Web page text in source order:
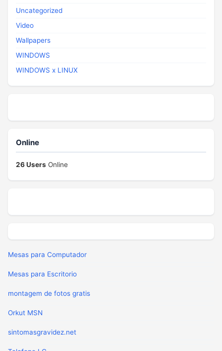
Uncategorized
Video
Wallpapers
WINDOWS
WINDOWS x LINUX
Online
26 Users Online
Mesas para Computador
Mesas para Escritorio
montagem de fotos gratis
Orkut MSN
sintomasgravidez.net